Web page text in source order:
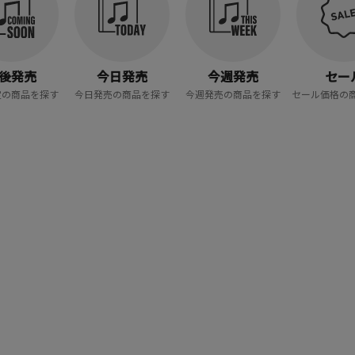
発売
商品を探す
今日発売
今日発売の商品を探す
今週発売
今週発売の商品を探す
セー
セール価格の